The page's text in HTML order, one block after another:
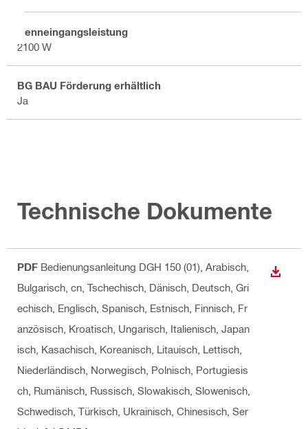
Nenneingangsleistung
2100 W
BG BAU Förderung erhältlich
Ja
Technische Dokumente
PDF Bedienungsanleitung DGH 150 (01) , Arabisch,
Bulgarisch, cn, Tschechisch, Dänisch, Deutsch, Gri
echisch, Englisch, Spanisch, Estnisch, Finnisch, Fr
anzösisch, Kroatisch, Ungarisch, Italienisch, Japan
isch, Kasachisch, Koreanisch, Litauisch, Lettisch,
Niederländisch, Norwegisch, Polnisch, Portugiesis
ch, Rumänisch, Russisch, Slowakisch, Slowenisch,
Schwedisch, Türkisch, Ukrainisch, Chinesisch, Ser